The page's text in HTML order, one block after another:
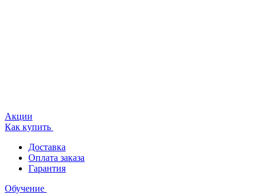
Акции
Как купить
Доставка
Оплата заказа
Гарантия
Обучение